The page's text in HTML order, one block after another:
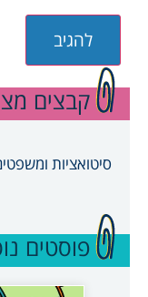
קבצים
סיטואציות
פוסטים